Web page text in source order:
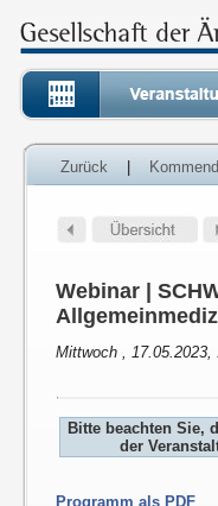
Zurück
Webinar |
Mittwoch , 17.05.2023,
Bitte beachten Sie,
der
Programm als PDF